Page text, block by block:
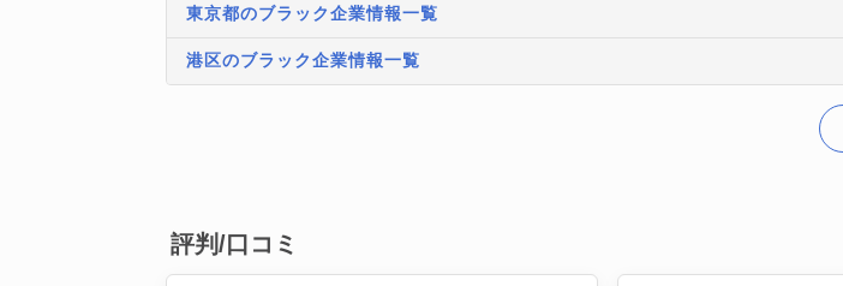
東京都のブラック企業情報一覧
港区のブラック企業情報一覧
評判/口コミ